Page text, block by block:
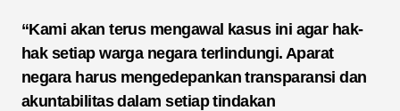
“Kami akan terus mengawal kasus ini agar hak-
hak setiap warga negara terlindungi. Aparat
negara harus mengedepankan transparansi dan
akuntabilitas dalam setiap tindakan